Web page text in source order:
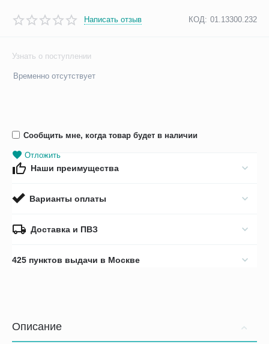
Написать отзыв КОД: 01.13300.232
Узнать о поступлении
Временно отсутствует
Сообщить мне, когда товар будет в наличии
Отложить
Наши преимущества
Варианты оплаты
Доставка и ПВЗ
425 пунктов выдачи в Москве
Описание